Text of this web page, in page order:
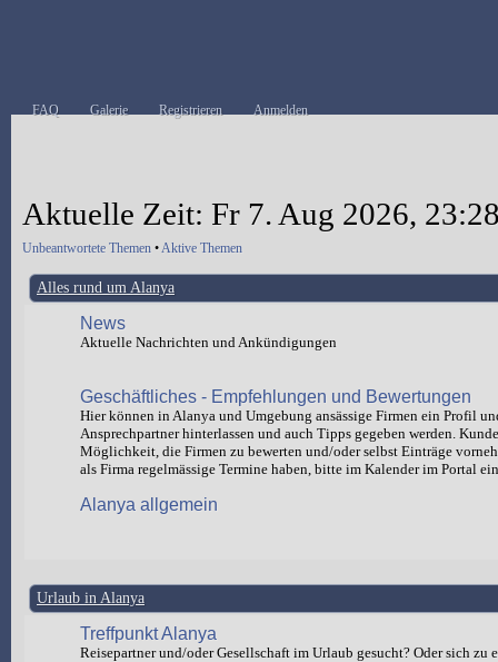
FAQ Galerie Registrieren Anmelden
Aktuelle Zeit: Fr 7. Aug 2026,
Unbeantwortete Themen •Aktive Themen
Alles rund um Alanya
News
Aktuelle Nachrichten und Ankündigungen
Geschäftliches - Empfehlungen und Bewertungen
Hier können in Alanya und Umgebung ansässige Firmen ein Profil
Ansprechpartner hinterlassen und auch Tipps gegeben werden.
Möglichkeit, die Firmen zu bewerten und/oder selbst Einträge
als Firma regelmässige Termine haben, bitte im Kalender im Portal
Alanya allgemein
Urlaub in Alanya
Treffpunkt Alanya
Reisepartner und/oder Gesellschaft im Urlaub gesucht? Oder sich zu